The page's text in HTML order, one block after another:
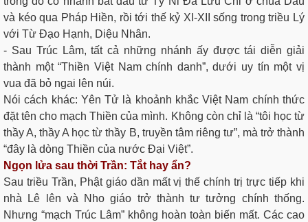
và kéo qua Pháp Hiền, rồi tới thế kỷ XI-XII sống trong triều Lý
với Từ Đạo Hạnh, Diệu Nhân.
- Sau Trúc Lâm, tất cả những nhánh ấy được tái diễn giải
thành một “Thiền Việt Nam chính danh”, dưới uy tín một vị
vua đã bỏ ngai lên núi.
Nói cách khác: Yên Tử là khoảnh khắc Việt Nam chính thức
đặt tên cho mạch Thiền của mình. Không còn chỉ là “tôi học từ
thầy A, thầy A học từ thầy B, truyền tâm riêng tư”, mà trở thành
“đây là dòng Thiền của nước Đại Việt”.
Ngọn lửa sau thời Trần: Tắt hay ẩn?
Sau triều Trần, Phật giáo dần mất vị thế chính trị trực tiếp khi
nhà Lê lên và Nho giáo trở thành tư tưởng chính thống.
Nhưng “mạch Trúc Lâm” không hoàn toàn biến mất. Các cao